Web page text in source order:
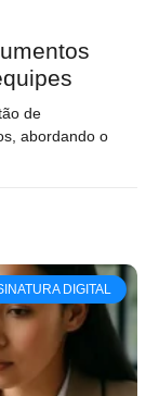
de
abordando o
DIGITAL